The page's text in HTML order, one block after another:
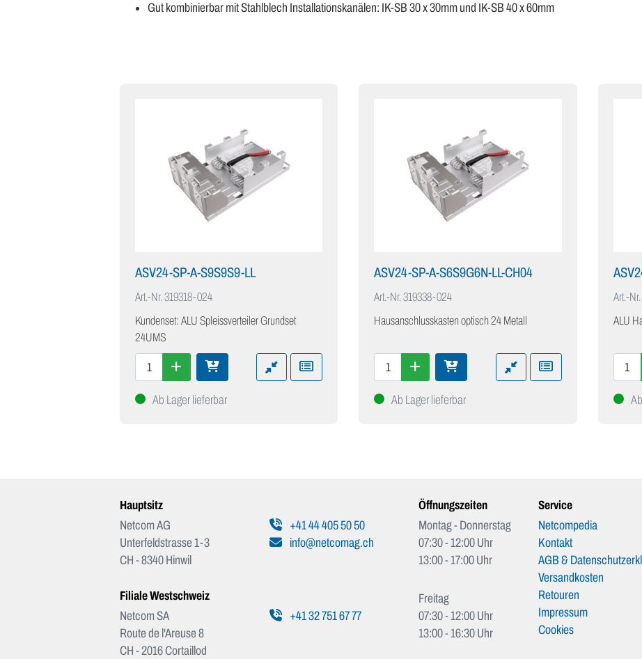
Gut kombinierbar mit Stahlblech Installationskanälen: IK-SB 30 x 30mm und IK-SB 40 x 60mm
ASV24-SP-A-S9S9S9-LL
Art.-Nr.319318-024
Kundenset: ALU Spleissverteiler Grundset
24UMS
Ab Lager lieferbar
ASV24-SP-A-S6S9G6N-LL-CH04
Art.-Nr.319338-024
Hausanschlusskasten optisch 24 Metall
Ab Lager lieferbar
Art.-Nr.
ALU
Hauptsitz
Netcom AG
Unterfeldstrasse 1-3
CH - 8340 Hinwil
+41 44 405 50 50
info@netcomag.ch
Filiale Westschweiz
Netcom SA
Route de l'Areuse 8
CH - 2016 Cortaillod
+41 32 751 67 77
Öffnungszeiten
Montag - Donnerstag
07:30 - 12:00 Uhr
13:00 - 17:00 Uhr
Freitag
07:30 - 12:00 Uhr
13:00 - 16:30 Uhr
Service
Netcompedia
Kontakt
AGB &
Versandkosten
Retouren
Impressum
Cookies